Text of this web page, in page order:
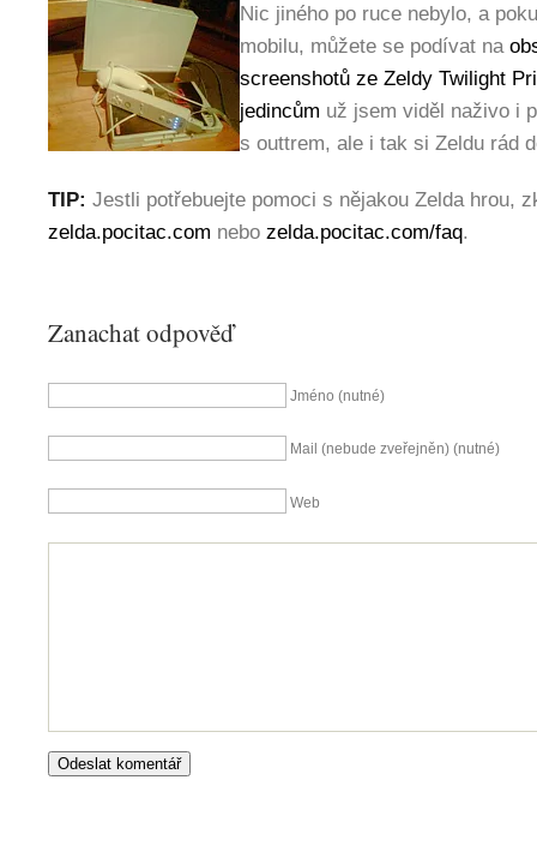
Nic jiného po ruce nebylo, a
mobilu, můžete se podívat na
screenshotů ze Zeldy Twilight
jedincům už jsem viděl naživo i
s outtrem, ale i tak si Zeldu rád
TIP: Jestli potřebuejte pomoci s nějakou Zelda hrou,
zelda.pocitac.com nebo zelda.pocitac.com/faq.
Zanachat odpověď
Jméno (nutné)
Mail (nebude zveřejněn) (nutné)
Web